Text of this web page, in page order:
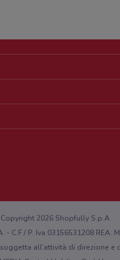
marketing
sul web o sull'app?
2026 Shopfully S.p.A.
- C.F / P. Iva 03156531208 REA:
all’attività di direzione e